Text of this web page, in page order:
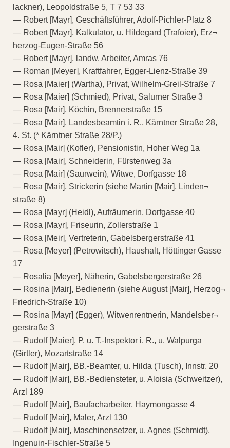
lackner), Leopoldstraße 5, T 7 53 33
— Robert [Mayr], Geschäftsführer, Adolf-Pichler-Platz 8
— Robert [Mayr], Kalkulator, u. Hildegard (Trafoier), Erz¬
herzog-Eugen-Straße 56
— Robert [Mayr], landw. Arbeiter, Amras 76
— Roman [Meyer], Kraftfahrer, Egger-Lienz-Straße 39
— Rosa [Maier] (Wartha), Privat, Wilhelm-Greil-Straße 7
— Rosa [Maier] (Schmied), Privat, Salurner Straße 3
— Rosa [Mair], Köchin, Brennerstraße 15
— Rosa [Mair], Landesbeamtin i. R., Kärntner Straße 28,
4. St. (* Kärntner Straße 28/P.)
— Rosa [Mair] (Kofler), Pensionistin, Hoher Weg 1a
— Rosa [Mair], Schneiderin, Fürstenweg 3a
— Rosa [Mair] (Saurwein), Witwe, Dorfgasse 18
— Rosa [Mair], Strickerin (siehe Martin [Mair], Linden¬
straße 8)
— Rosa [Mayr] (Heidl), Aufräumerin, Dorfgasse 40
— Rosa [Mayr], Friseurin, Zollerstraße 1
— Rosa [Meir], Vertreterin, Gabelsbergerstraße 41
— Rosa [Meyer] (Petrowitsch), Haushalt, Höttinger Gasse
17
— Rosalia [Meyer], Näherin, Gabelsbergerstraße 26
— Rosina [Mair], Bedienerin (siehe August [Mair], Herzog¬
Friedrich-Straße 10)
— Rosina [Mayr] (Egger), Witwenrentnerin, Mandelsber¬
gerstraße 3
— Rudolf [Maier], P. u. T.-Inspektor i. R., u. Walpurga
(Girtler), Mozartstraße 14
— Rudolf [Mair], BB.-Beamter, u. Hilda (Tusch), Innstr. 20
— Rudolf [Mair], BB.-Bediensteter, u. Aloisia (Schweitzer),
Arzl 189
— Rudolf [Mair], Baufacharbeiter, Haymongasse 4
— Rudolf [Mair], Maler, Arzl 130
— Rudolf [Mair], Maschinensetzer, u. Agnes (Schmidt),
Ingenuin-Fischler-Straße 5